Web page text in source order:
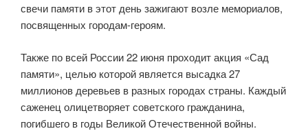
свечи памяти в этот день зажигают возле мемориалов,
посвященных городам-героям.
Также по всей России 22 июня проходит акция «Сад
памяти», целью которой является высадка 27
миллионов деревьев в разных городах страны. Каждый
саженец олицетворяет советского гражданина,
погибшего в годы Великой Отечественной войны.